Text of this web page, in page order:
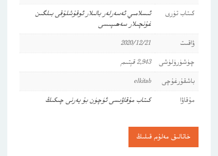
كىتاب تۈرى
ئىسلامىي ئەسەرلەر بالىلار ئوقۇشلۇقى بىلگىن
غۇنچىلار سەھىپىسى
ۋاقىت
2020/12/21
چۈشۈرۈلۈشى
2,943 قېتىم
باشقۇرغۇچى
elkitab
مۇقاۋا
كىتاب مۇقاۋىسى ئۈچۈن بۇ يەرنى چىكىڭ
خاتالىق مەلۇم قىلىڭ